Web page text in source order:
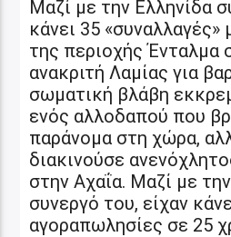
Μαζί με την Ελληνίδα
κάνει 35 «συναλλαγές»
της περιοχής Ένταλμα
ανακριτή Λαμίας για
σωματική βλάβη
ενός αλλοδαπού που
παράνομα στη χώρα,
διακινούσε
στην Αχαΐα. Μαζί με
συνεργό του, είχαν
αγοραπωλησίες σε 25